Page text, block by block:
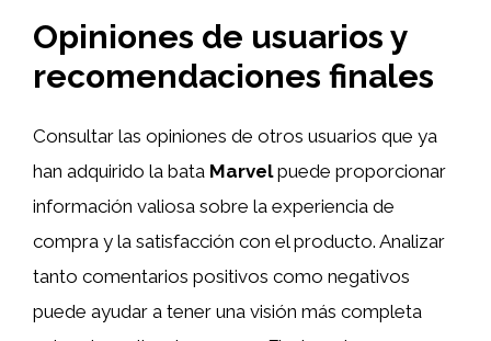
Opiniones de usuarios y
recomendaciones finales
Consultar las opiniones de otros usuarios que ya
han adquirido la bata Marvelpuede proporcionar
información valiosa sobre la experiencia de
compra y la satisfacción con el producto. Analizar
tanto comentarios positivos como negativos
puede ayudar a tener una visión más completa